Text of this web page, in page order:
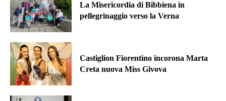
La Misericordia di Bibbiena in
pellegrinaggio verso la Verna
Castiglion Fiorentino incorona Marta
Creta nuova Miss Givova